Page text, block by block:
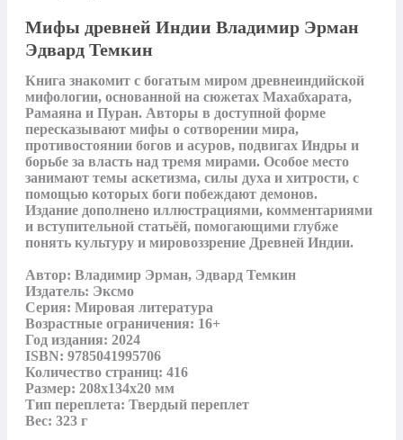
Мифы древней Индии Владимир Эрман
Эдвард Темкин
Книга знакомит с богатым миром древнеиндийской
мифологии, основанной на сюжетах Махабхарата,
Рамаяна и Пуран. Авторы в доступной форме
пересказывают мифы о сотворении мира,
противостоянии богов и асуров, подвигах Индры и
борьбе за власть над тремя мирами. Особое место
занимают темы аскетизма, силы духа и хитрости, с
помощью которых боги побеждают демонов.
Издание дополнено иллюстрациями, комментариями
и вступительной статьёй, помогающими глубже
понять культуру и мировоззрение Древней Индии.
Автор: Владимир Эрман, Эдвард Темкин
Издатель: Эксмо
Серия: Мировая литература
Возрастные ограничения: 16+
Год издания: 2024
ISBN: 9785041995706
Количество страниц: 416
Размер: 208х134х20 мм
Тип переплета: Твердый переплет
Вес: 323 г